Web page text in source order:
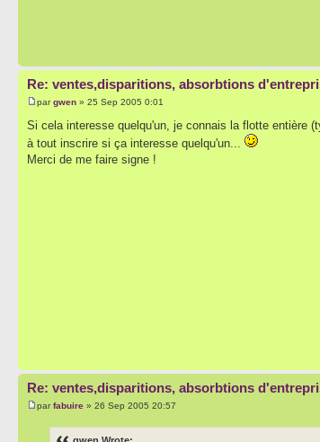
Re: ventes,disparitions, absorbtions
pargwen » 25 Sep 2005 0:01
Si cela interesse quelqu'un, je connais la flotte entière
à tout inscrire si ça interesse quelqu'un...
Merci de me faire signe !
Re: ventes,disparitions, absorbtions
parfabuire » 26 Sep 2005 20:57